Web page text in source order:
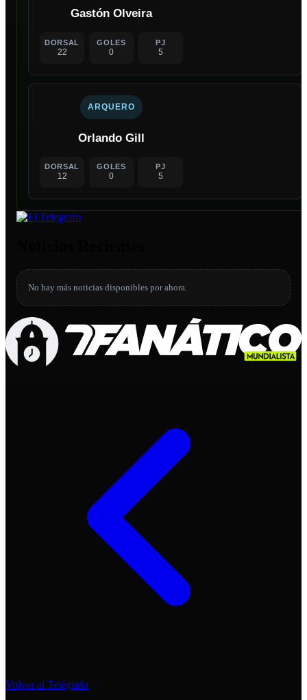
Gastón Olveira
DORSAL
22
GOLES
0
PJ
5
ARQUERO
Orlando Gill
DORSAL
12
GOLES
0
PJ
5
No hay más noticias disponibles por ahora.
Volver al Telégrafo